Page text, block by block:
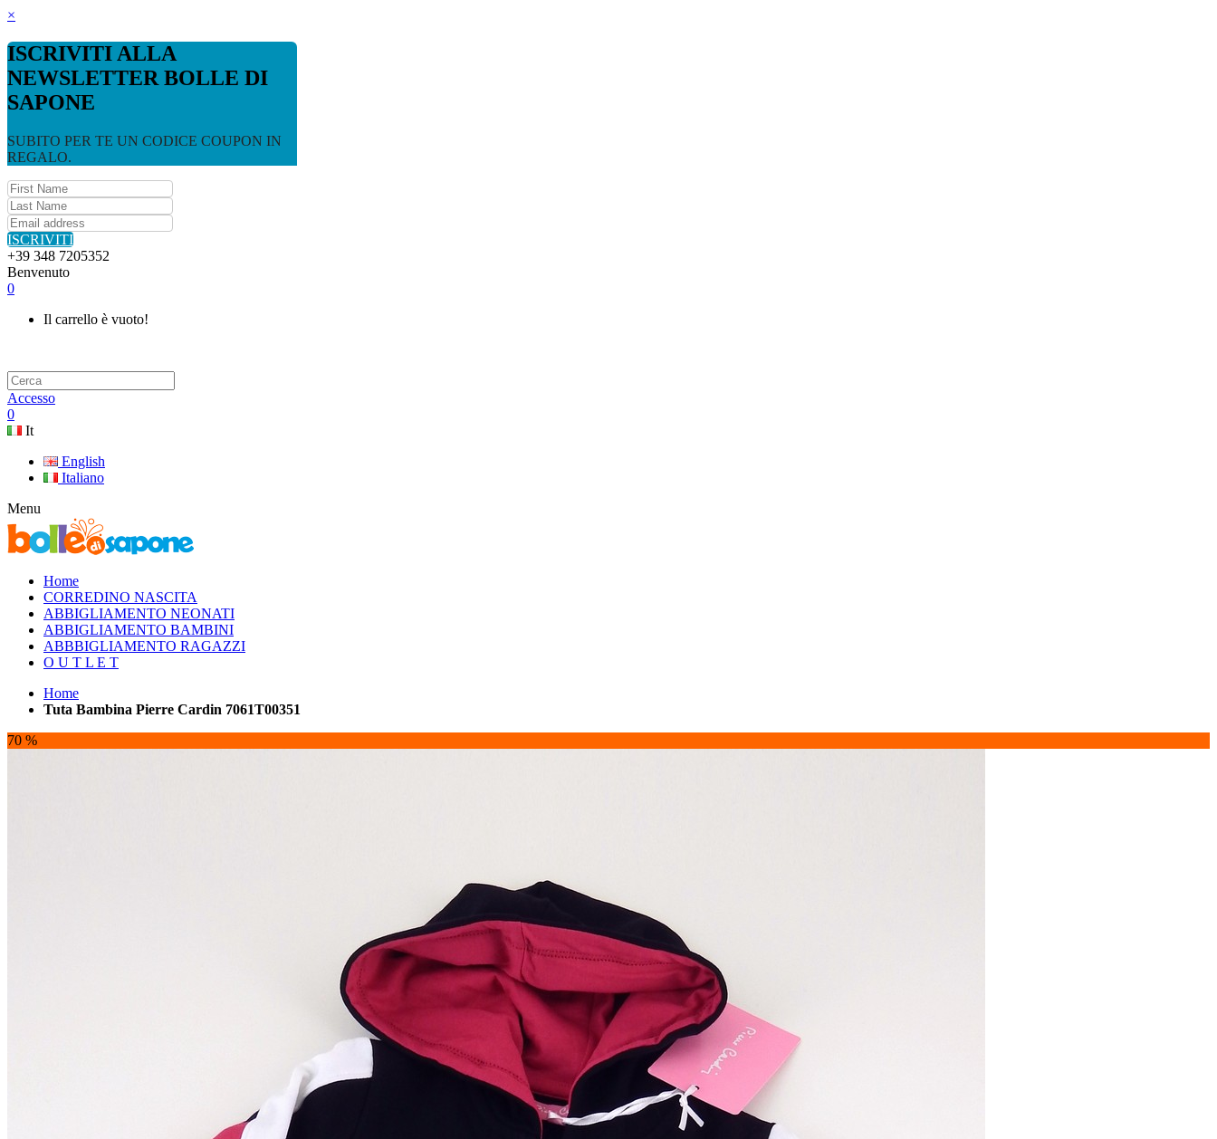
×
ISCRIVITI ALLA
NEWSLETTER BOLLE DI
SAPONE
SUBITO PER TE UN CODICE COUPON IN
REGALO.
ISCRIVITI
+39 348 7205352
Benvenuto
0
Il carrello è vuoto!
Accesso
0
It
English
Italiano
Menu
Home
CORREDINO NASCITA
ABBIGLIAMENTO NEONATI
ABBIGLIAMENTO BAMBINI
ABBBIGLIAMENTO RAGAZZI
O U T L E T
Home
Tuta Bambina Pierre Cardin 7061T00351
70 %